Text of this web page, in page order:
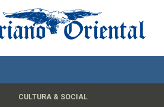
CULTURA & SOCIAL